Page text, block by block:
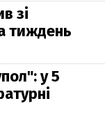
зі
тиждень
у 5